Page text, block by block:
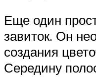
Еще один
завиток. Он
создания
Середину